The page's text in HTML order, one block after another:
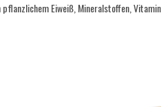
Eiweiß, Mineralstoffen,